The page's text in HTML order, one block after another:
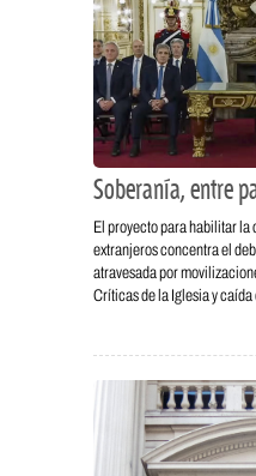
Soberanía, entre
El proyecto para habilitar
extranjeros concentra el
atravesada por
Críticas de la Iglesia y